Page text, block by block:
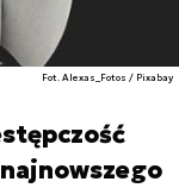
Fot. Alexas_Fotos / Pixabay